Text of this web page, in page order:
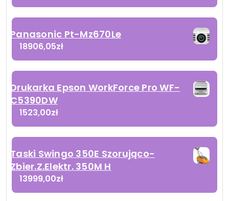
Panasonic Pt-Mz670Le
18906,05zł
Drukarka Epson WorkForce Pro WF-
C5390DW
1523,00zł
Taski Swingo 350E Szorująco-
Zbier.Z.Elektr. 350M H
13999,00zł